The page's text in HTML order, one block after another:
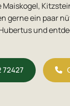
Maiskogel,
gerne ein paar
und
72427